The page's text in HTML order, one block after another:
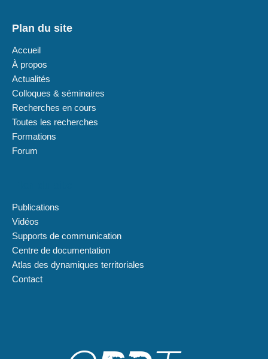
Plan du site
Accueil
À propos
Actualités
Colloques & séminaires
Recherches en cours
Toutes les recherches
Formations
Forum
Publications
Vidéos
Supports de communication
Centre de documentation
Atlas des dynamiques territoriales
Contact